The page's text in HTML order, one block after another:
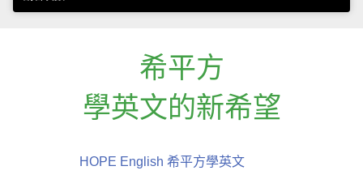
希平方
學英文的新希望
HOPE English 希平方學英文